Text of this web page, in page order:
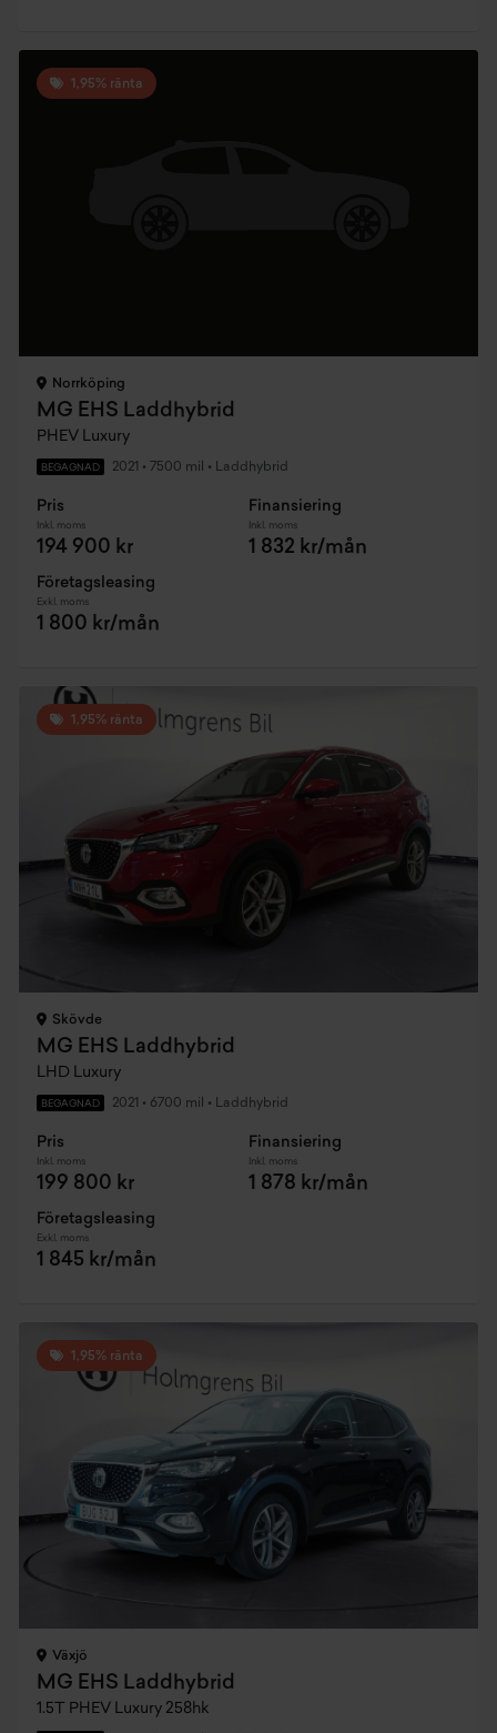
1,95% ränta
Norrköping
MG EHS Laddhybrid
PHEV Luxury
BEGAGNAD 2021 • 7500 mil • Laddhybrid
Pris
Inkl. moms
194 900 kr
Finansiering
Inkl. moms
1 832 kr/mån
Företagsleasing
Exkl. moms
1 800 kr/mån
1,95% ränta
Skövde
MG EHS Laddhybrid
LHD Luxury
BEGAGNAD 2021 • 6700 mil • Laddhybrid
Pris
Inkl. moms
199 800 kr
Finansiering
Inkl. moms
1 878 kr/mån
Företagsleasing
Exkl. moms
1 845 kr/mån
1,95% ränta
Växjö
MG EHS Laddhybrid
1.5T PHEV Luxury 258hk